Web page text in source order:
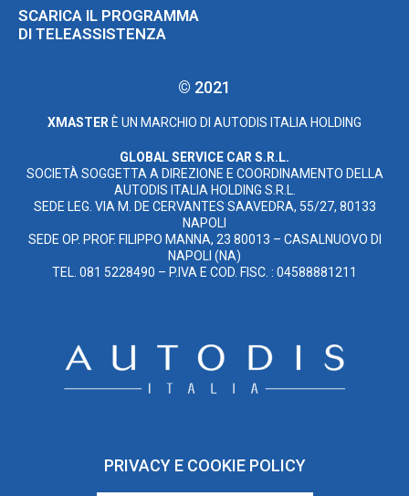
SCARICA IL PROGRAMMA
DI TELEASSISTENZA
© 2021
XMASTER È UN MARCHIO DI AUTODIS ITALIA HOLDING
GLOBAL SERVICE CAR S.R.L.
SOCIETÀ SOGGETTA A DIREZIONE E COORDINAMENTO DELLA
AUTODIS ITALIA HOLDING S.R.L.
SEDE LEG. VIA M. DE CERVANTES SAAVEDRA, 55/27, 80133
NAPOLI
SEDE OP. PROF. FILIPPO MANNA, 23 80013 – CASALNUOVO DI
NAPOLI (NA)
TEL. 081 5228490 – P.IVA E COD. FISC. : 04588881211
PRIVACY E COOKIE POLICY